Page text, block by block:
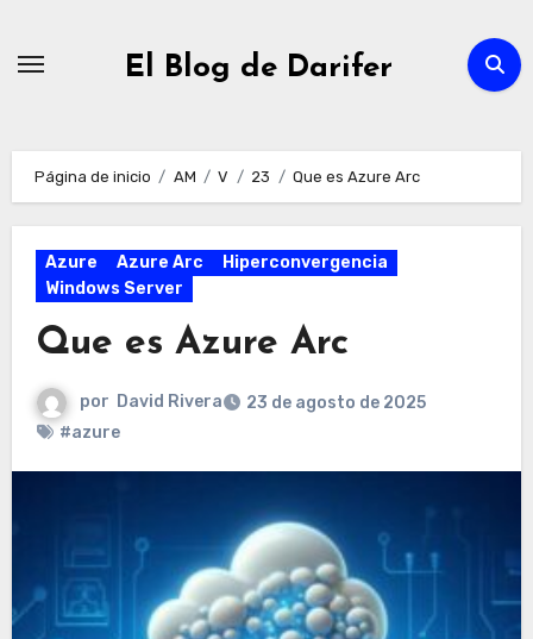
El Blog de Darifer
Página de inicio AM V 23 Que es Azure Arc
Azure Azure Arc
Hiperconvergencia
Windows Server
Que es Azure Arc
por David Rivera
23 de agosto de 2025
#azure